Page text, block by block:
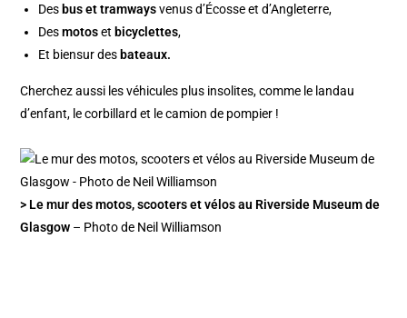
Des bus et tramwaysvenus d’Écosse et d’Angleterre,
Desmotoset bicyclettes,
Et biensur des bateaux.
Cherchez aussi les véhicules plus insolites, comme le landau
d’enfant, le corbillard et le camion de pompier !
> Le mur des motos, scooters et vélos au Riverside Museum de
Glasgow – Photo de Neil Williamson